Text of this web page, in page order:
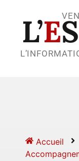
L’E
Accueil